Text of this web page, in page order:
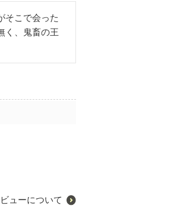
そこで会った
く、鬼畜の王
ューについて